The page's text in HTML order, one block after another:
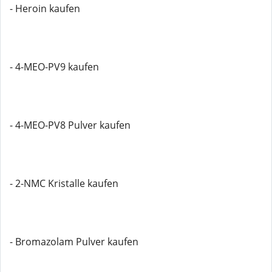
- Heroin kaufen
- 4-MEO-PV9 kaufen
- 4-MEO-PV8 Pulver kaufen
- 2-NMC Kristalle kaufen
- Bromazolam Pulver kaufen